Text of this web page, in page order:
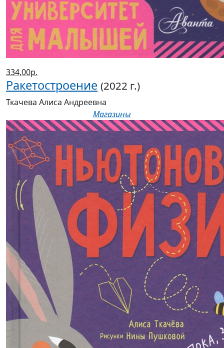
334,00р.
Ракетостроение (2022 г.)
Ткачева Алиса Андреевна
Магазины